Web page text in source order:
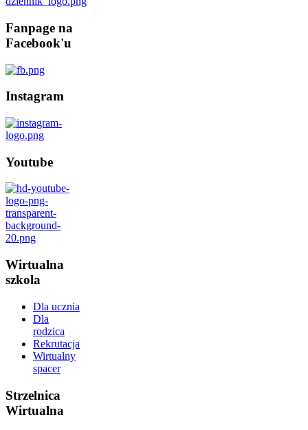
Fanpage na
Facebook'u
Instagram
Youtube
Wirtualna
szkola
Dla ucznia
Dla
rodzica
Rekrutacja
Wirtualny
spacer
Strzelnica
Wirtualna